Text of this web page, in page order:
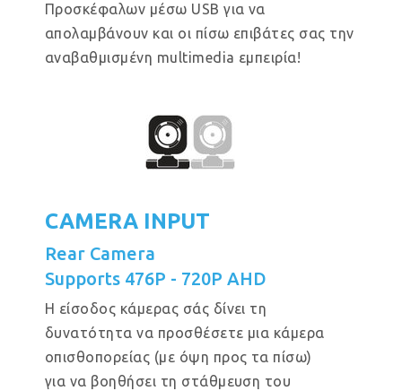
Προσκέφαλων μέσω USB για να
απολαμβάνουν και οι πίσω επιβάτες σας την
αναβαθμισμένη multimedia εμπειρία!
CAMERA INPUT
Rear Camera
Supports 476P - 720P AHD
Η είσοδος κάμερας σάς δίνει τη
δυνατότητα να προσθέσετε μια κάμερα
οπισθοπορείας (με όψη προς τα πίσω)
για να βοηθήσει τη στάθμευση του